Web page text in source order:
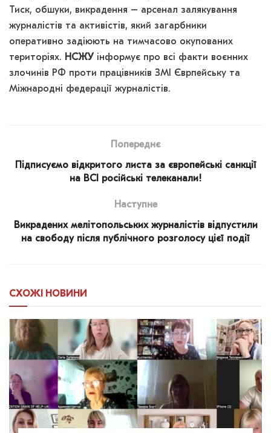
Тиск, обшуки, викрадення – арсенал залякування
журналістів та активістів, який загарбники
оперативно задіюють на тимчасово окупованих
територіях. НСЖУ інформує про всі факти воєнних
злочинів РФ проти працівників ЗМІ Єврпейську та
Міжнародні федерації журналістів.
Попереднє
Підписуємо відкритого листа за європейські санкції
на ВСІ російські телеканали!
Наступне
Викрадених мелітопольських журналістів відпустили
на свободу після публічного розголосу цієї події
СХОЖІ НОВИНИ